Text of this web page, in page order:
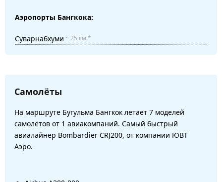
Аэропорты Бангкока:
Суварнабхуми ~ 25 км.*
Самолёты
На маршруте Бугульма Бангкок летает 7 моделей
самолётов от 1 авиакомпаний. Самый быстрый
авиалайнер Bombardier CRJ200, от компании ЮВТ
Аэро.